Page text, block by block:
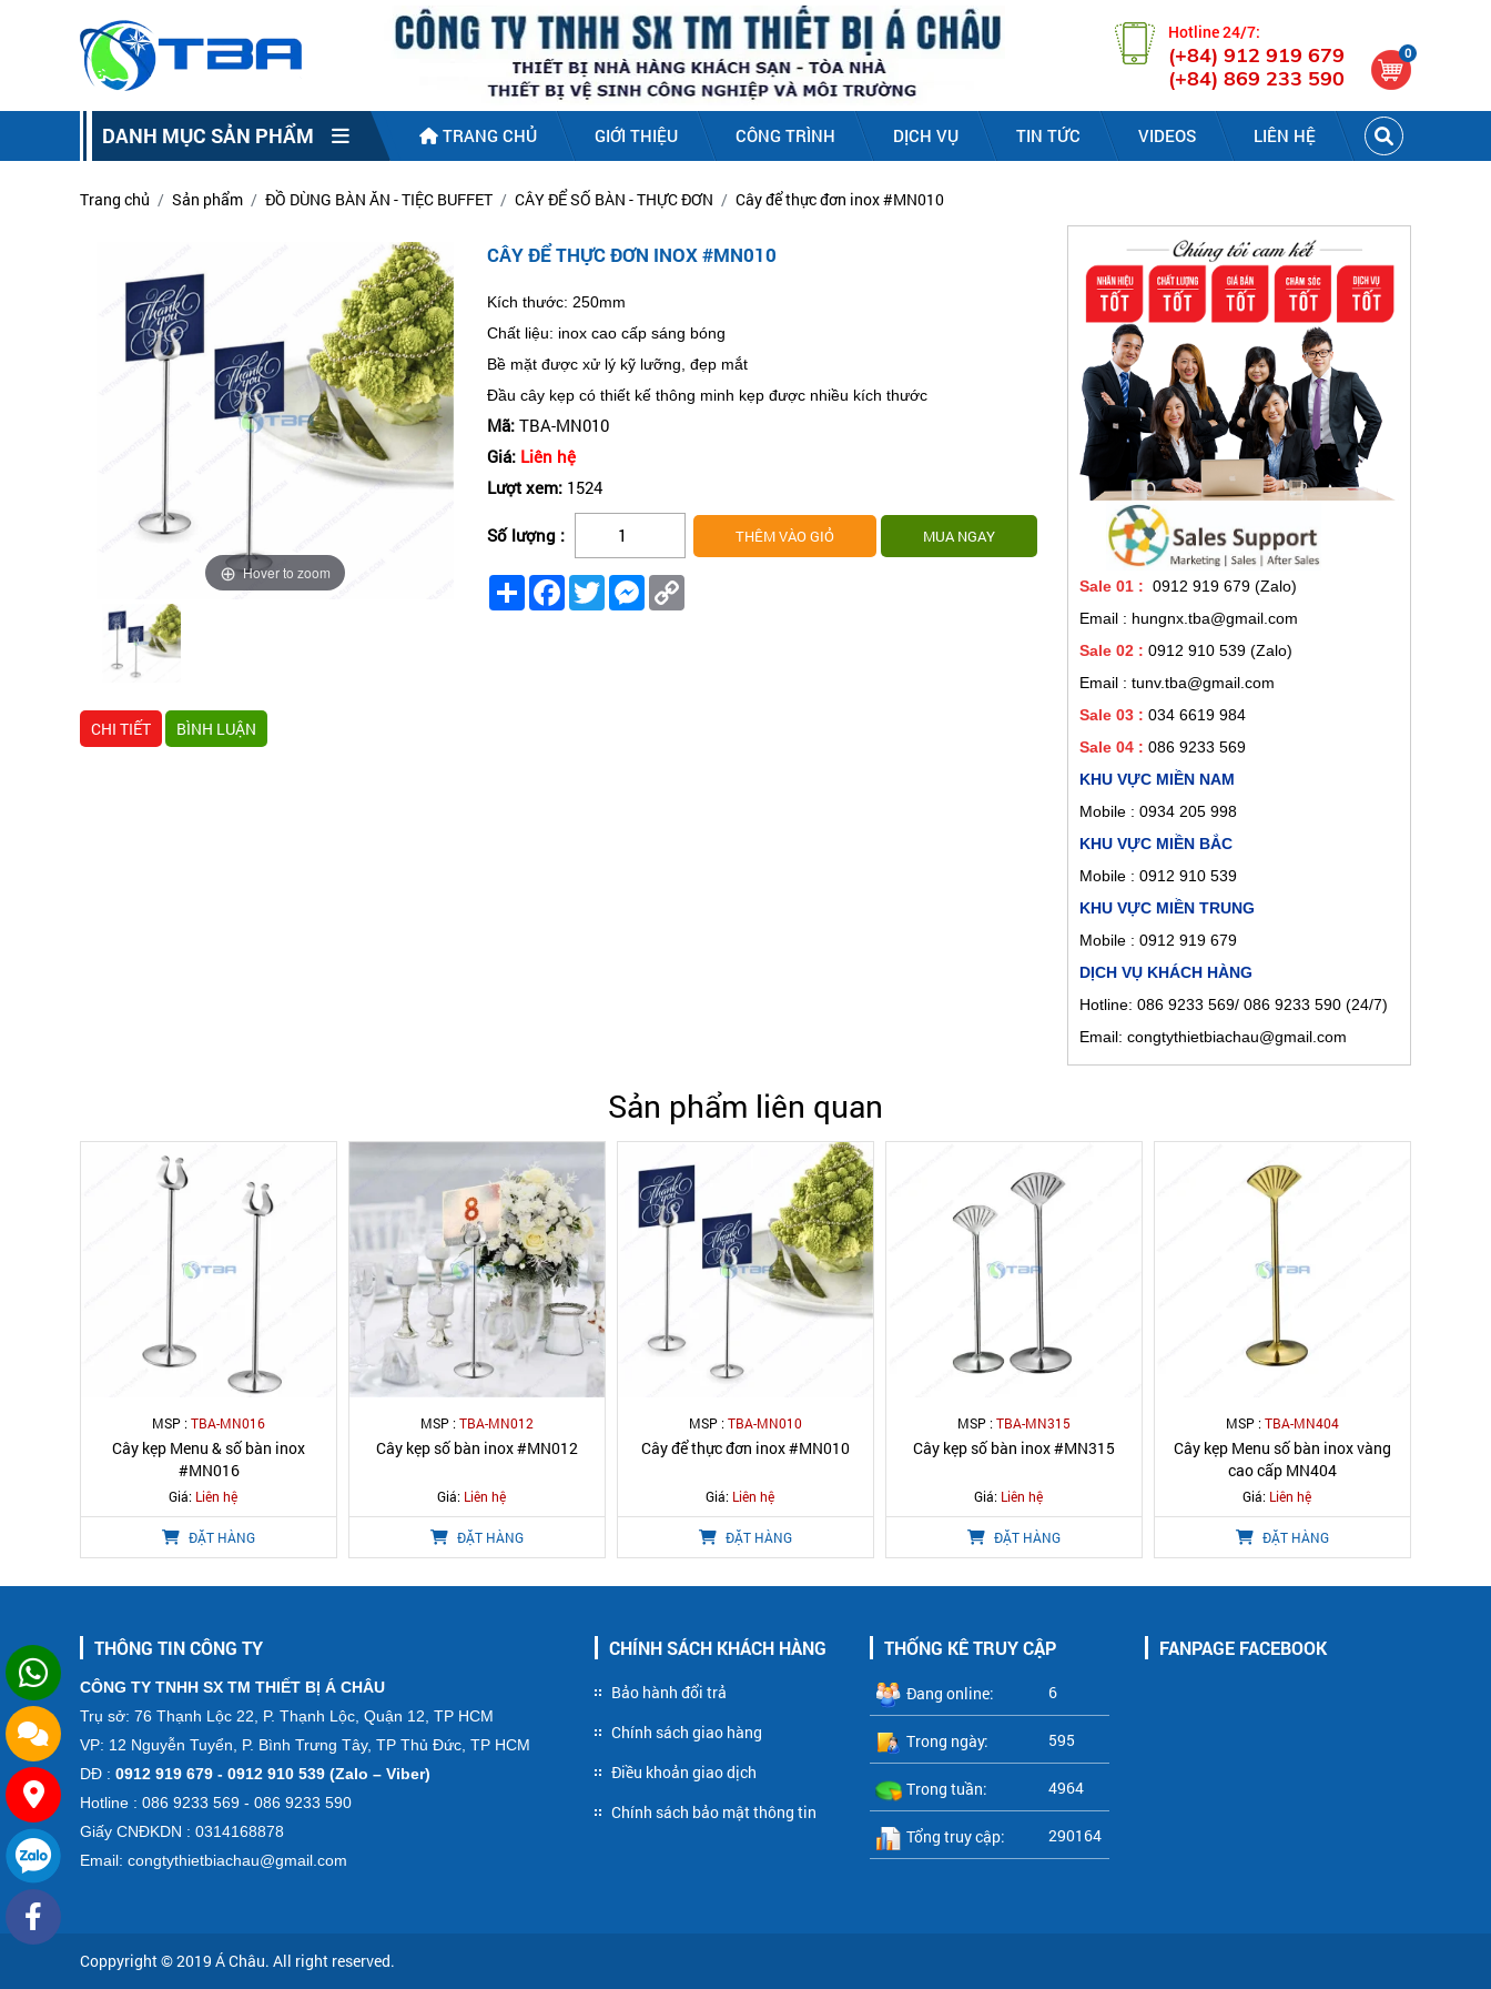
Hotline 24/7:
(+84) 912 919 679
(+84) 869 233 590
0
DANH MỤC SẢN PHẨM TRANG CHỦ GIỚI THIỆU CÔNG TRÌNH DỊCH VỤ TIN TỨC VIDEOS LIÊN HỆ
Trang chủ Sản phẩm ĐỒ DÙNG BÀN ĂN - TIỆC BUFFET CÂY ĐỂ SỐ BÀN - THỰC ĐƠN Cây để thực đơn inox #MN010
Hover to zoom
CÂY ĐỂ THỰC ĐƠN INOX #MN010
Kích thước: 250mm
Chất liệu: inox cao cấp sáng bóng
Bề mặt được xử lý kỹ lưỡng, đẹp mắt
Đầu cây kẹp có thiết kế thông minh kẹp được nhiều kích thước
Mã: TBA-MN010
Giá: Liên hệ
Lượt xem: 1524
Số lượng :
Share FacebookTwitterMessenger
CHI TIẾT BÌNH LUẬN
Sale 01 : 0912 919 679 (Zalo)
Email : hungnx.tba@gmail.com
Sale 02 : 0912 910 539 (Zalo)
Email : tunv.tba@gmail.com
Sale 03 : 034 6619 984
Sale 04 : 086 9233 569
KHU VỰC MIỀN NAM
Mobile : 0934 205 998
KHU VỰC MIỀN BẮC
Mobile : 0912 910 539
KHU VỰC MIỀN TRUNG
Mobile : 0912 919 679
DỊCH VỤ KHÁCH HÀNG
Hotline: 086 9233 569/ 086 9233 590 (24/7)
Email: congtythietbiachau@gmail.com
Sản phẩm liên quan
MSP :TBA-MN016
Cây kẹp Menu & số bàn inox
#MN016
Giá: Liên hệ
ĐẶT HÀNG
MSP :TBA-MN012
Cây kẹp số bàn inox #MN012
Giá: Liên hệ
ĐẶT HÀNG
MSP :TBA-MN010
Cây để thực đơn inox #MN010
Giá: Liên hệ
ĐẶT HÀNG
MSP :TBA-MN315
Cây kẹp số bàn inox #MN315
Giá: Liên hệ
ĐẶT HÀNG
MSP :TBA-MN404
Cây kẹp Menu số bàn inox vàng
cao cấp MN404
Giá: Liên hệ
ĐẶT HÀNG
THÔNG TIN CÔNG TY
CÔNG TY TNHH SX TM THIẾT BỊ Á CHÂU
Trụ sở: 76 Thạnh Lộc 22, P. Thạnh Lộc, Quận 12, TP HCM
VP: 12 Nguyễn Tuyển, P. Bình Trưng Tây, TP Thủ Đức, TP HCM
DĐ : 0912 919 679 - 0912 910 539 (Zalo – Viber)
Hotline : 086 9233 569 - 086 9233 590
Giấy CNĐKDN : 0314168878
Email: congtythietbiachau@gmail.com
CHÍNH SÁCH KHÁCH HÀNG
Bảo hành đổi trả
Chính sách giao hàng
Điều khoản giao dịch
Chính sách bảo mật thông tin
THỐNG KÊ TRUY CẬP
Đang online: 6
Trong ngày: 595
Trong tuần: 4964
Tổng truy cập: 290164
FANPAGE FACEBOOK
Coppyright © 2019 Á Châu. All right reserved.